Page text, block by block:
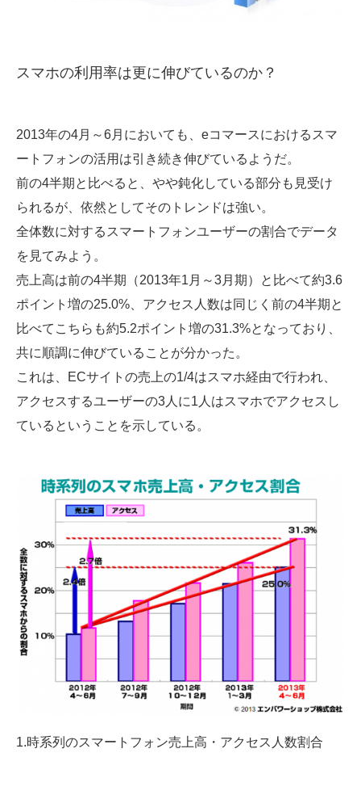
スマホの利用率は更に伸びているのか？
2013年の4月～6月においても、eコマースにおけるスマ
ートフォンの活用は引き続き伸びているようだ。
前の4半期と比べると、やや鈍化している部分も見受け
られるが、依然としてそのトレンドは強い。
全体数に対するスマートフォンユーザーの割合でデータ
を見てみよう。
売上高は前の4半期（2013年1月～3月期）と比べて約3.6
ポイント増の25.0%、アクセス人数は同じく前の4半期と
比べてこちらも約5.2ポイント増の31.3%となっており、
共に順調に伸びていることが分かった。
これは、ECサイトの売上の1/4はスマホ経由で行われ、
アクセスするユーザーの3人に1人はスマホでアクセスし
ているということを示している。
1.時系列のスマートフォン売上高・アクセス人数割合